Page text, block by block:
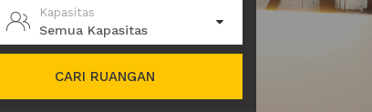
Kapasitas
Semua Kapasitas
CARI RUANGAN